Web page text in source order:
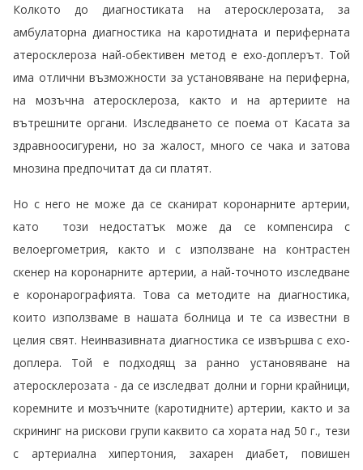
Колкото до диагностиката на атеросклерозата, за
амбулаторна диагностика на каротидната и периферната
атеросклероза най-обективен метод е ехо-доплерът. Той
има отлични възможности за установяване на периферна,
на мозъчна атеросклероза, както и на артериите на
вътрешните органи. Изследването се поема от Касата за
здравноосигурени, но за жалост, много се чака и затова
мнозина предпочитат да си платят.
Но с него не може да се сканират коронарните артерии,
като този недостатък може да се компенсира с
велоергометрия, както и с използване на контрастен
скенер на коронарните артерии, а най-точното изследване
е коронарографията. Това са методите на диагностика,
които използваме в нашата болница и те са известни в
целия свят. Неинвазивната диагностика се извършва с ехо-
доплера. Той е подходящ за ранно установяване на
атеросклерозата - да се изследват долни и горни крайници,
коремните и мозъчните (каротидните) артерии, както и за
скрининг на рискови групи каквито са хората над 50 г., тези
с артериална хипертония, захарен диабет, повишен